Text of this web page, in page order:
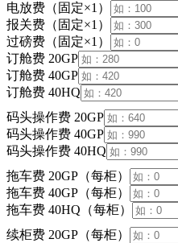
电放费（固定×1）
报关费（固定×1）
过磅费（固定×1）
订舱费 20GP
订舱费 40GP
订舱费 40HQ
码头操作费 20GP
码头操作费 40GP
码头操作费 40HQ
拖车费 20GP（每柜）
拖车费 40GP（每柜）
拖车费 40HQ（每柜）
续柜费 20GP（每柜）